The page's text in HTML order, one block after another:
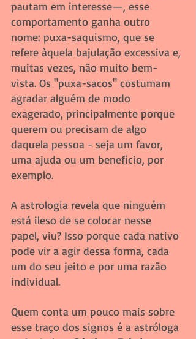
pautam em interesse—, esse
comportamento ganha outro
nome: puxa-saquismo, que se
refere àquela bajulação excessiva e,
muitas vezes, não muito bem-
vista. Os "puxa-sacos" costumam
agradar alguém de modo
exagerado, principalmente porque
querem ou precisam de algo
daquela pessoa - seja um favor,
uma ajuda ou um benefício, por
exemplo.
A astrologia revela que ninguém
está ileso de se colocar nesse
papel, viu? Isso porque cada nativo
pode vir a agir dessa forma, cada
um do seu jeito e por uma razão
individual.
Quem conta um pouco mais sobre
esse traço dos signos é a astróloga